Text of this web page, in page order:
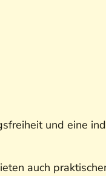
und eine
auch